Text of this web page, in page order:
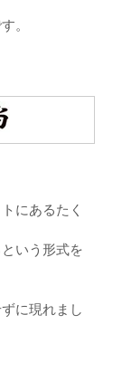
。
にあるたく
いう形式を
に現れまし